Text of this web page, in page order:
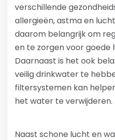
verschillende
allergieën, astma en
daarom belangrijk om
en te zorgen voor goede
Daarnaast is het ook
veilig drinkwater te
filtersystemen kan
het water te verwijderen.
Naast schone lucht en